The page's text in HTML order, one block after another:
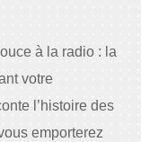
à la radio : la
votre
l’histoire des
emporterez